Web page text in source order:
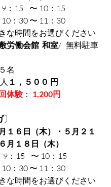
15    〜 10：15
〜 11：30
時間をお選びください
労働会館 和室/   無料駐車
名
１，５００ 円
体験： 1,200円
〕
１６日（木）・５月２１
月１８日（木）
：15    〜 10：15
〜 11：30
時間をお選びください